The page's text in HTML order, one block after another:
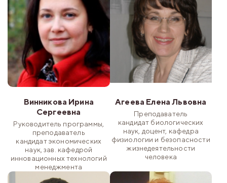
Винникова Ирина
Сергеевна
Руководитель программы,
преподаватель
кандидат экономических
наук, зав. кафедрой
инновационных технологий
менеджмента
Агеева Елена Львовна
Преподаватель
кандидат биологических
наук, доцент, кафедра
физиологии и безопасности
жизнедеятельности
человека